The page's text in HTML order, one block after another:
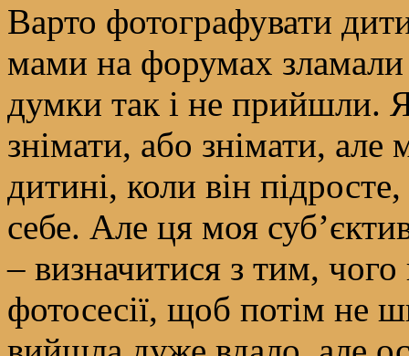
Варто фотографувати
мами на форумах зламали
думки так і не прийшли.
знімати, або знімати,
дитині, коли він
себе. Але ця моя
– визначитися з тим,
фотосесії, щоб потім не